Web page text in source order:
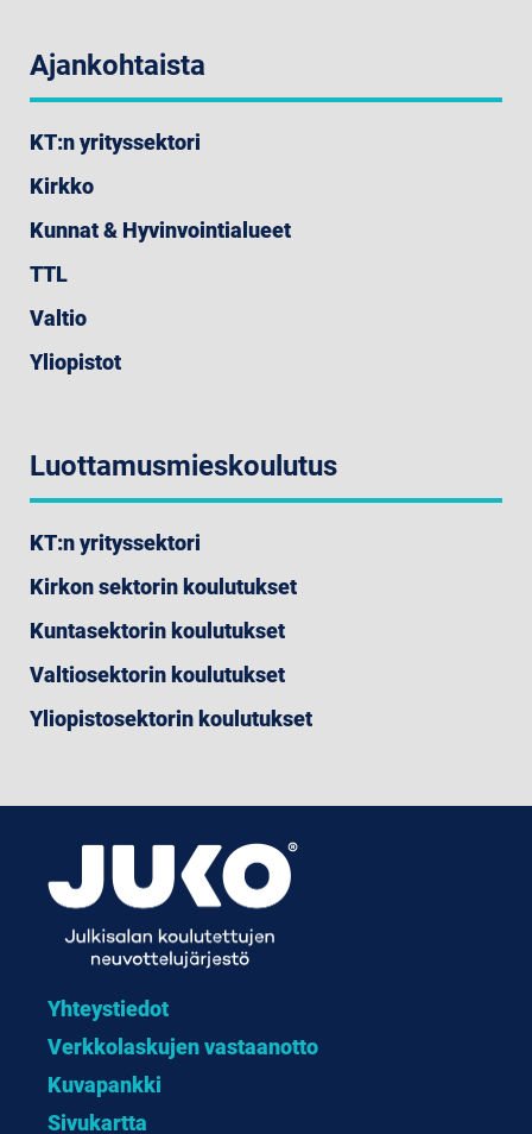
Ajankohtaista
KT:n yrityssektori
Kirkko
Kunnat & Hyvinvointialueet
TTL
Valtio
Yliopistot
Luottamusmieskoulutus
KT:n yrityssektori
Kirkon sektorin koulutukset
Kuntasektorin koulutukset
Valtiosektorin koulutukset
Yliopistosektorin koulutukset
Yhteystiedot
Verkkolaskujen vastaanotto
Kuvapankki
Sivukartta